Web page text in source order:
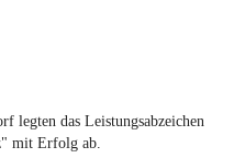
legten das Leistungsabzeichen
mit Erfolg ab.